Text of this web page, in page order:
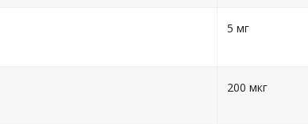
5 мг
200 мкг